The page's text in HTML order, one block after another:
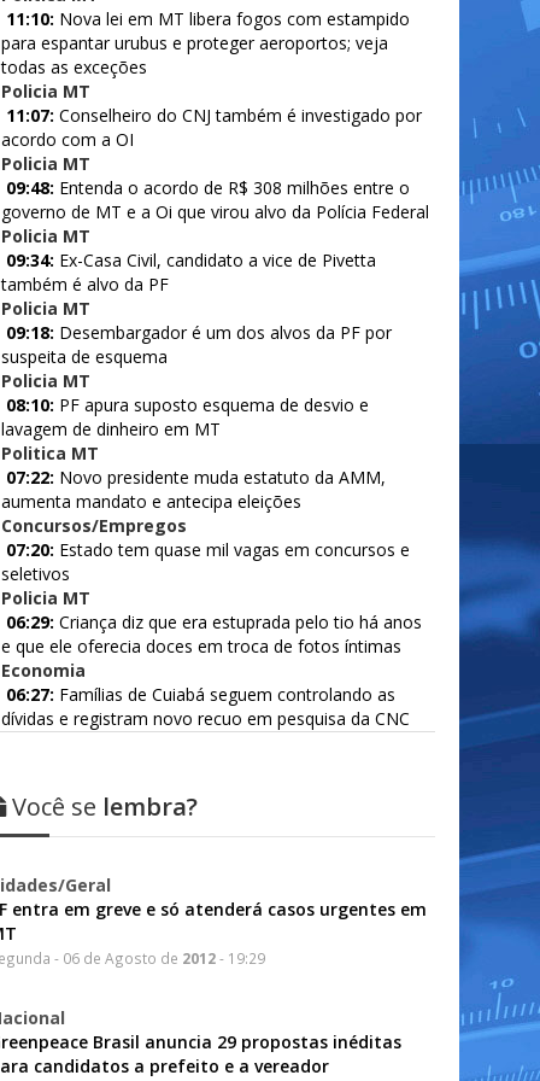
11:10: Nova lei em MT libera fogos com estampido
para espantar urubus e proteger aeroportos; veja
todas as exceções
Policia MT
11:07: Conselheiro do CNJ também é investigado por
acordo com a OI
Policia MT
09:48: Entenda o acordo de R$ 308 milhões entre o
governo de MT e a Oi que virou alvo da Polícia Federal
Policia MT
09:34: Ex-Casa Civil, candidato a vice de Pivetta
também é alvo da PF
Policia MT
09:18: Desembargador é um dos alvos da PF por
suspeita de esquema
Policia MT
08:10: PF apura suposto esquema de desvio e
lavagem de dinheiro em MT
Politica MT
07:22: Novo presidente muda estatuto da AMM,
aumenta mandato e antecipa eleições
Concursos/Empregos
07:20: Estado tem quase mil vagas em concursos e
seletivos
Policia MT
06:29: Criança diz que era estuprada pelo tio há anos
e que ele oferecia doces em troca de fotos íntimas
Economia
06:27: Famílias de Cuiabá seguem controlando as
dívidas e registram novo recuo em pesquisa da CNC
Você se lembra?
Geral
entra em greve e só atenderá casos urgentes em
- 06 de Agosto de 2012- 19:29
Brasil anuncia 29 propostas inéditas
candidatos a prefeito e a vereador